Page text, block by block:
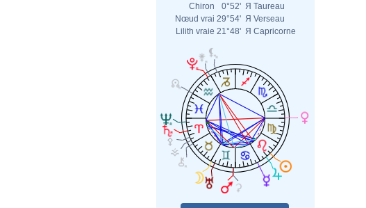
Chiron
0°52' Я Taureau
Nœud vrai 29°54' Я Verseau
Lilith vraie 21°48' Я Capricorne